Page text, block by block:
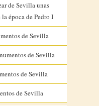
de Sevilla unas
época de Pedro I
de Sevilla
de Sevilla
de Sevilla
de Sevilla